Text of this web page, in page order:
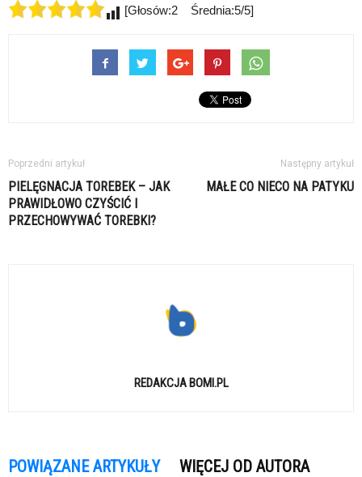
[Głosów:2 Średnia:5/5]
Poprzedni artykuł
PIELĘGNACJA TOREBEK – JAK
PRAWIDŁOWO CZYŚCIĆ I
PRZECHOWYWAĆ TOREBKI?
Następny artykuł
MAŁE CO NIECO NA PATYKU
REDAKCJA BOMI.PL
POWIĄZANE ARTYKUŁY WIĘCEJ OD AUTORA